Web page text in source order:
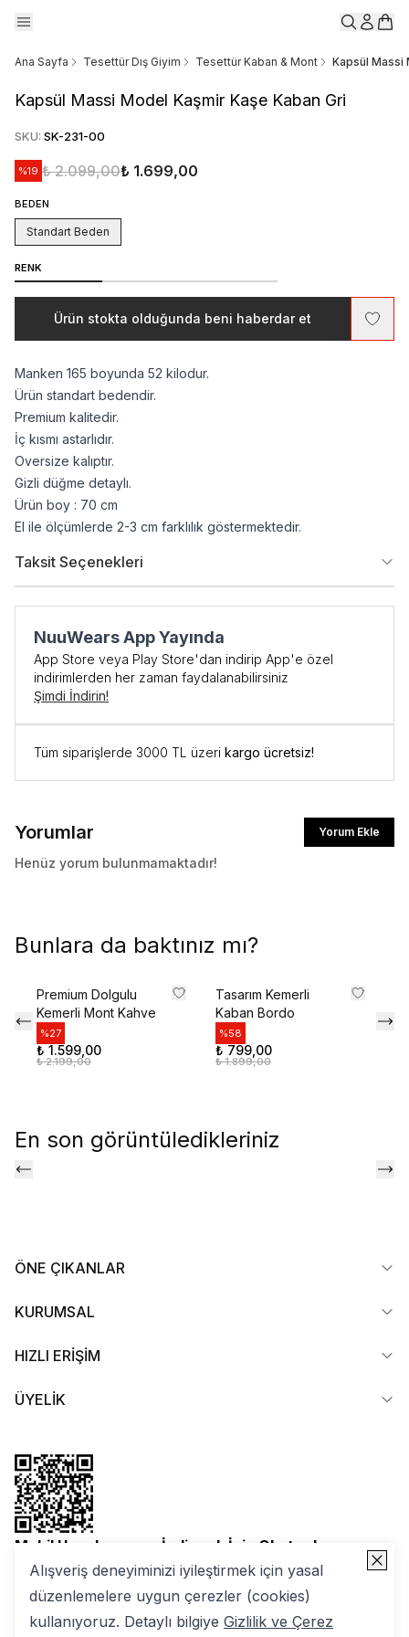
Alışveriş deneyiminizi iyileştirmek için yasal
düzenlemelere uygun çerezler (cookies)
kullanıyoruz. Detaylı bilgiye Gizlilik ve Çerez
Ana Sayfa Tesettür Dış Giyim Tesettür Kaban & Mont Kapsül Massi
Kapsül Massi Model Kaşmir Kaşe Kaban Gri
SKU: SK-231-00
%19 ₺ 2.099,00₺ 1.699,00
BEDEN
Standart Beden
RENK
Ürün stokta olduğunda beni haberdar et
Manken 165 boyunda 52 kilodur.
Ürün standart bedendir.
Premium kalitedir.
İç kısmı astarlıdır.
Oversize kalıptır.
Gizli düğme detaylı.
Ürün boy : 70 cm
El ile ölçümlerde 2-3 cm farklılık göstermektedir.
Taksit Seçenekleri
NuuWears App Yayında
App Store veya Play Store'dan indirip App'e özel
indirimlerden her zaman faydalanabilirsiniz
Şimdi İndirin!
Tüm siparişlerde 3000 TL üzeri kargo ücretsiz!
Yorumlar Yorum Ekle
Henüz yorum bulunmamaktadır!
Bunlara da baktınız mı?
Premium Dolgulu
Kemerli Mont Kahve
%27
₺ 1.599,00
₺ 2.199,00
Tasarım Kemerli
Kaban Bordo
%58
₺ 799,00
₺ 1.899,00
En son görüntüledikleriniz
ÖNE ÇIKANLAR
KURUMSAL
HIZLI ERİŞİM
ÜYELİK
Mobil Uygulamamızı İndirmek İçin Okutun!